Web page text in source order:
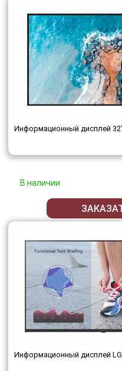
Информационный дисплей
В наличии
Информационный дисплей LG